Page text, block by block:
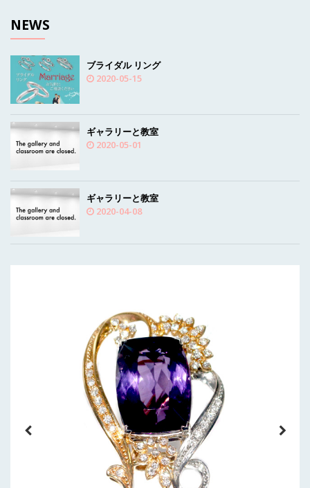
ー
シ
ョ
ン
NEWS
ブライダル リング
2020-05-15
ギャラリーと教室
2020-05-01
ギャラリーと教室
2020-04-08